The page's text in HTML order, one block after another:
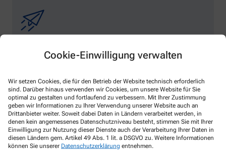
Cookie-Einwilligung verwalten
Wir setzen Cookies, die für den Betrieb der Website technisch erforderlich
sind. Darüber hinaus verwenden wir Cookies, um unsere Website für Sie
optimal zu gestalten und fortlaufend zu verbessern. Mit Ihrer Zustimmung
geben wir Informationen zu Ihrer Verwendung unserer Website auch an
Drittanbieter weiter. Soweit dabei Daten in Ländern verarbeitet werden, in
denen kein angemessenes Datenschutzniveau besteht, stimmen Sie mit Ihrer
Einwilligung zur Nutzung dieser Dienste auch der Verarbeitung Ihrer Daten in
diesen Ländern gem. Artikel 49 Abs. 1 lit. a DSGVO zu. Weitere Informationen
können Sie unserer Datenschutzerklärung entnehmen.
Melden Sie sich hier an und sichern Sie sich
Sind Sie ein Mensch? Dann wählen Sie bitte das Herz